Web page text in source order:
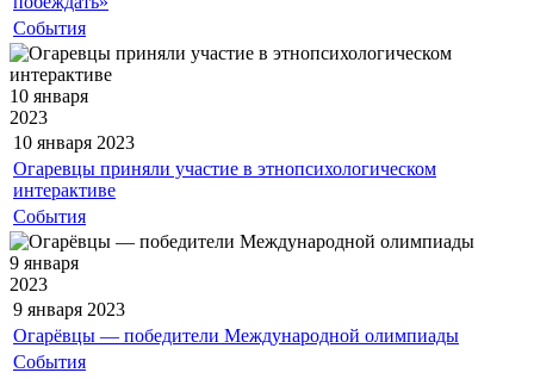
События
10 января
2023
10 января 2023
Огаревцы приняли участие в этнопсихологическом
интерактиве
События
9 января
2023
9 января 2023
Огарёвцы — победители Международной олимпиады
События